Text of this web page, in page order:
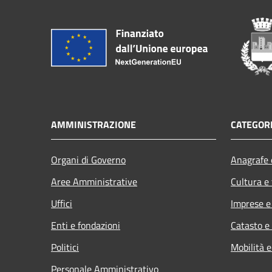
AMMINISTRAZIONE
Organi di Governo
Aree Amministrative
Uffici
Enti e fondazioni
Politici
Personale Amministrativo
Cultura
Imprese
Catasto
Mobilità